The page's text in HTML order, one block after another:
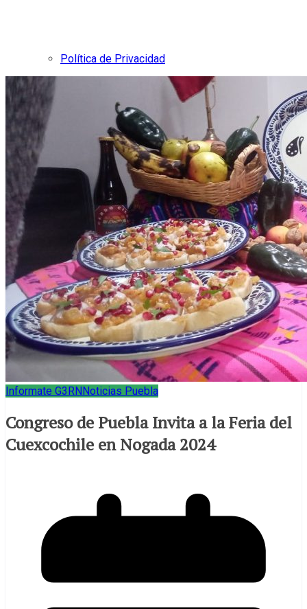
Política de Privacidad
Informate G3RN Noticias Puebla
Congreso de Puebla Invita a la Feria del
Cuexcochile en Nogada 2024